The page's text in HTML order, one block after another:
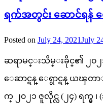
ရက်အတွင်း ဆောင်ရန် ရှ
Posted on July 24, 2021July
ဆရာမင္းသိမ္းခိုင္၏ ၂၀၂၁
ေဆာင္ရန္ ေရွာင္ရန္ ယၾတ
က္ ၂၀၂၁ ဇူလိုင္လ (၂၄) ရက္မွ ၊